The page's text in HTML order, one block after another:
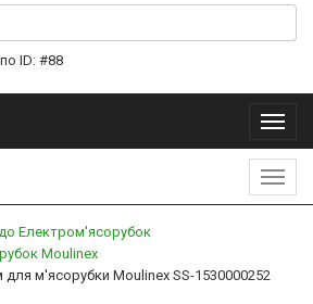
ID: #88
Меню
Електром'ясорубок
Moulinex
м'ясорубки Moulinex SS-1530000252